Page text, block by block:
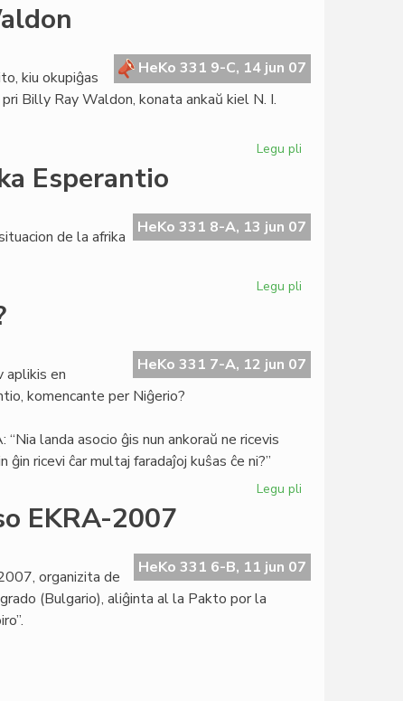
LF-
koop
HeKo 331 9-C, 14 jun 07
kiu okupiĝas
Billy Ray Waldon, konata ankaŭ kiel N. I.
Legu pli
Billy
Waldon
Esperantio
HeKo 331 8-A, 13 jun 07
de la afrika
Legu pli
la
afrika
HeKo 331 7-A, 12 jun 07
aplikis en
komencante per Niĝerio?
landa asocio ĝis nun ankoraŭ ne ricevis
ricevi ĉar multaj faradaĵoj kuŝas ĉe ni?”
Legu pli
Breĵnev?
EKRA-2007
HeKo 331 6-B, 11 jun 07
organizita de
(Bulgario), aliĝinta al la Pakto por la